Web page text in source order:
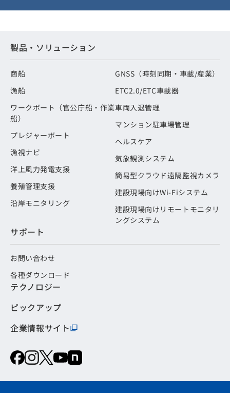
製品・ソリューション
商船
漁船
ワークボート（官公庁船・作業
船）
プレジャーボート
漁視ナビ
洋上風力発電支援
養殖管理支援
沿岸モニタリング
GNSS（時刻同期・車載/産業）
ETC2.0/ETC車載器
車両入退管理
マンション駐車場管理
ヘルスケア
気象観測システム
簡易型クラウド遠隔監視カメラ
建設現場向けWi-Fiシステム
建設現場向けリモートモニタリ
ングシステム
サポート
お問い合わせ
各種ダウンロード
テクノロジー
ピックアップ
企業情報サイト